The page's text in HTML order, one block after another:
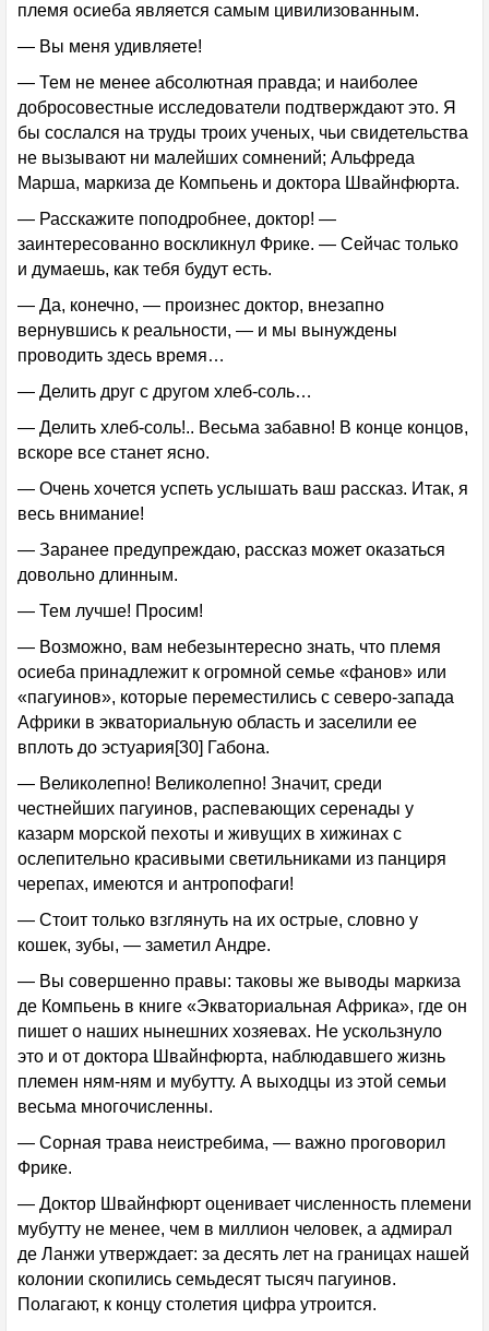
племя осиеба является самым цивилизованным.
— Вы меня удивляете!
— Тем не менее абсолютная правда; и наиболее
добросовестные исследователи подтверждают это. Я
бы сослался на труды троих ученых, чьи свидетельства
не вызывают ни малейших сомнений; Альфреда
Марша, маркиза де Компьень и доктора Швайнфюрта.
— Расскажите поподробнее, доктор! —
заинтересованно воскликнул Фрике. — Сейчас только
и думаешь, как тебя будут есть.
— Да, конечно, — произнес доктор, внезапно
вернувшись к реальности, — и мы вынуждены
проводить здесь время…
— Делить друг с другом хлеб-соль…
— Делить хлеб-соль!.. Весьма забавно! В конце концов,
вскоре все станет ясно.
— Очень хочется успеть услышать ваш рассказ. Итак, я
весь внимание!
— Заранее предупреждаю, рассказ может оказаться
довольно длинным.
— Тем лучше! Просим!
— Возможно, вам небезынтересно знать, что племя
осиеба принадлежит к огромной семье «фанов» или
«пагуинов», которые переместились с северо-запада
Африки в экваториальную область и заселили ее
вплоть до эстуария[30] Габона.
— Великолепно! Великолепно! Значит, среди
честнейших пагуинов, распевающих серенады у
казарм морской пехоты и живущих в хижинах с
ослепительно красивыми светильниками из панциря
черепах, имеются и антропофаги!
— Стоит только взглянуть на их острые, словно у
кошек, зубы, — заметил Андре.
— Вы совершенно правы: таковы же выводы маркиза
де Компьень в книге «Экваториальная Африка», где он
пишет о наших нынешних хозяевах. Не ускользнуло
это и от доктора Швайнфюрта, наблюдавшего жизнь
племен ням-ням и мубутту. А выходцы из этой семьи
весьма многочисленны.
— Сорная трава неистребима, — важно проговорил
Фрике.
— Доктор Швайнфюрт оценивает численность племени
мубутту не менее, чем в миллион человек, а адмирал
де Ланжи утверждает: за десять лет на границах нашей
колонии скопились семьдесят тысяч пагуинов.
Полагают, к концу столетия цифра утроится.